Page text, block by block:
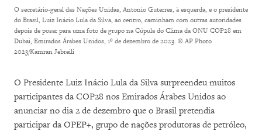
O secretário-geral das Nações Unidas, Antonio Guterres, à esquerda, e o presidente
do Brasil, Luiz Inácio Lula da Silva, ao centro, caminham com outras autoridades
depois de posar para uma foto de grupo na Cúpula do Clima da ONU COP28 em
Dubai, Emirados Árabes Unidos, 1º de dezembro de 2023. © AP Photo
2023/Kamran Jebreili
O Presidente Luiz Inácio Lula da Silva surpreendeu muitos
participantes da COP28 nos Emirados Árabes Unidos ao
anunciar no dia 2 de dezembro que o Brasil pretendia
participar da OPEP+, grupo de nações produtoras de petróleo,